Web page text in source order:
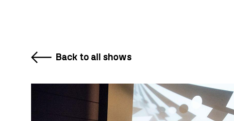
Back to all shows